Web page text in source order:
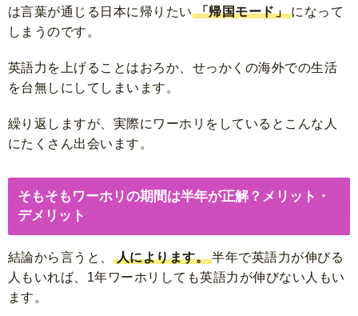
は言葉が通じる日本に帰りたい 「帰国モード」 になって
しまうのです。
英語力を上げることはおろか、せっかくの海外での生活
を台無しにしてしまいます。
繰り返しますが、実際にワーホリをしているとこんな人
にたくさん出会います。
そもそもワーホリの期間は半年が正解？メリット・
デメリット
結論から言うと、 人によります。 半年で英語力が伸びる
人もいれば、1年ワーホリしても英語力が伸びない人もい
ます。